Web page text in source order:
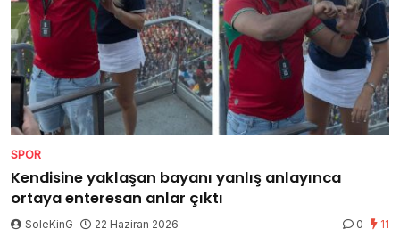
SPOR
Kendisine yaklaşan bayanı yanlış anlayınca
ortaya enteresan anlar çıktı
SoleKinG 22 Haziran 2026 0 11